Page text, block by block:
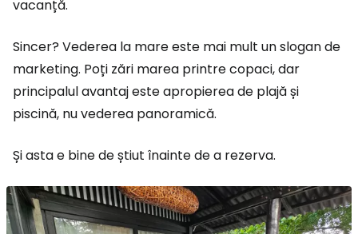
vacanță.
Sincer? Vederea la mare este mai mult un slogan de
marketing. Poți zări marea printre copaci, dar
principalul avantaj este apropierea de plajă și
piscină, nu vederea panoramică.
Și asta e bine de știut înainte de a rezerva.